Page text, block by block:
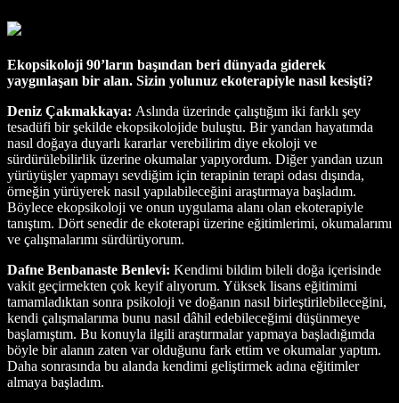
Ekopsikoloji 90’ların başından beri dünyada giderek
yaygınlaşan bir alan. Sizin yolunuz ekoterapiyle nasıl kesişti?
Deniz Çakmakkaya: Aslında üzerinde çalıştığım iki farklı şey
tesadüfi bir şekilde ekopsikolojide buluştu. Bir yandan hayatımda
nasıl doğaya duyarlı kararlar verebilirim diye ekoloji ve
sürdürülebilirlik üzerine okumalar yapıyordum. Diğer yandan uzun
yürüyüşler yapmayı sevdiğim için terapinin terapi odası dışında,
örneğin yürüyerek nasıl yapılabileceğini araştırmaya başladım.
Böylece ekopsikoloji ve onun uygulama alanı olan ekoterapiyle
tanıştım. Dört senedir de ekoterapi üzerine eğitimlerimi, okumalarımı
ve çalışmalarımı sürdürüyorum.
Dafne Benbanaste Benlevi: Kendimi bildim bileli doğa içerisinde
vakit geçirmekten çok keyif alıyorum. Yüksek lisans eğitimimi
tamamladıktan sonra psikoloji ve doğanın nasıl birleştirilebileceğini,
kendi çalışmalarıma bunu nasıl dâhil edebileceğimi düşünmeye
başlamıştım. Bu konuyla ilgili araştırmalar yapmaya başladığımda
böyle bir alanın zaten var olduğunu fark ettim ve okumalar yaptım.
Daha sonrasında bu alanda kendimi geliştirmek adına eğitimler
almaya başladım.